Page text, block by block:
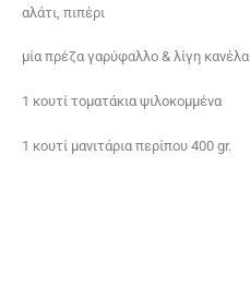
αλάτι, πιπέρι
μία πρέζα γαρύφαλλο & λίγη κανέλα
1 κουτί τοματάκια ψιλοκομμένα
1 κουτί μανιτάρια περίπου 400 gr.